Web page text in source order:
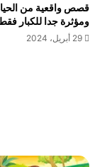
قصص واقعية من
ومؤثرة جدا للكبار فقط
29 أبريل، 2024